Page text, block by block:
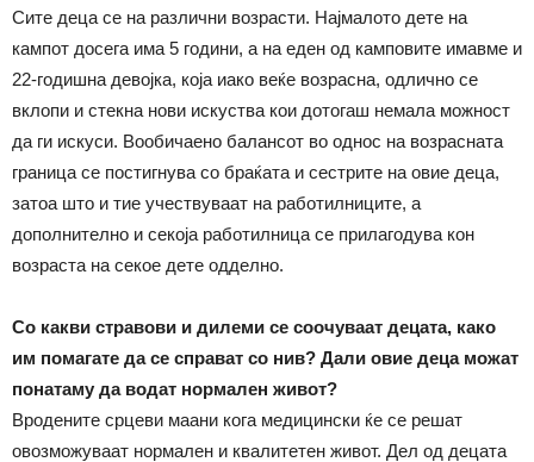
Сите деца се на различни возрасти. Најмалото дете на
кампот досега има 5 години, а на еден од камповите имавме и
22-годишна девојка, која иако веќе возрасна, одлично се
вклопи и стекна нови искуства кои дотогаш немала можност
да ги искуси. Вообичаено балансот во однос на возрасната
граница се постигнува со браќата и сестрите на овие деца,
затоа што и тие учествуваат на работилниците, а
дополнително и секоја работилница се прилагодува кон
возраста на секое дете одделно.
Со какви стравови и дилеми се соочуваат децата, како
им помагате да се справат со нив? Дали овие деца можат
понатаму да водат нормален живот?
Вродените срцеви маани кога медицински ќе се решат
овозможуваат нормален и квалитетен живот. Дел од децата